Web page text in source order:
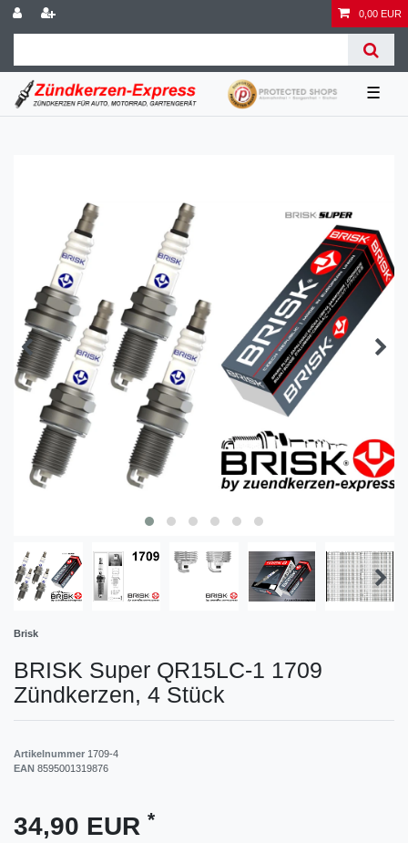
0,00 EUR
☰
Brisk
BRISK Super QR15LC-1 1709
Zündkerzen, 4 Stück
Artikelnummer 1709-4
EAN 8595001319876
34,90 EUR *